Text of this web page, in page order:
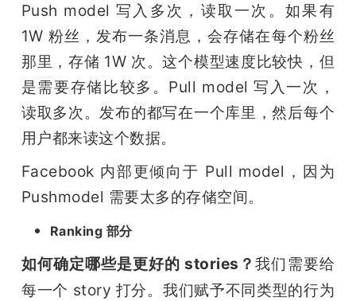
Push model 写入多次，读取一次。如果有
1W 粉丝，发布一条消息，会存储在每个粉丝
那里，存储 1W 次。这个模型速度比较快，但
是需要存储比较多。Pull model 写入一次，
读取多次。发布的都写在一个库里，然后每个
用户都来读这个数据。
Facebook 内部更倾向于 Pull model，因为
Pushmodel 需要太多的存储空间。
Ranking 部分
如何确定哪些是更好的 stories？我们需要给
每一个 story 打分。 我们赋予不同类型的行为